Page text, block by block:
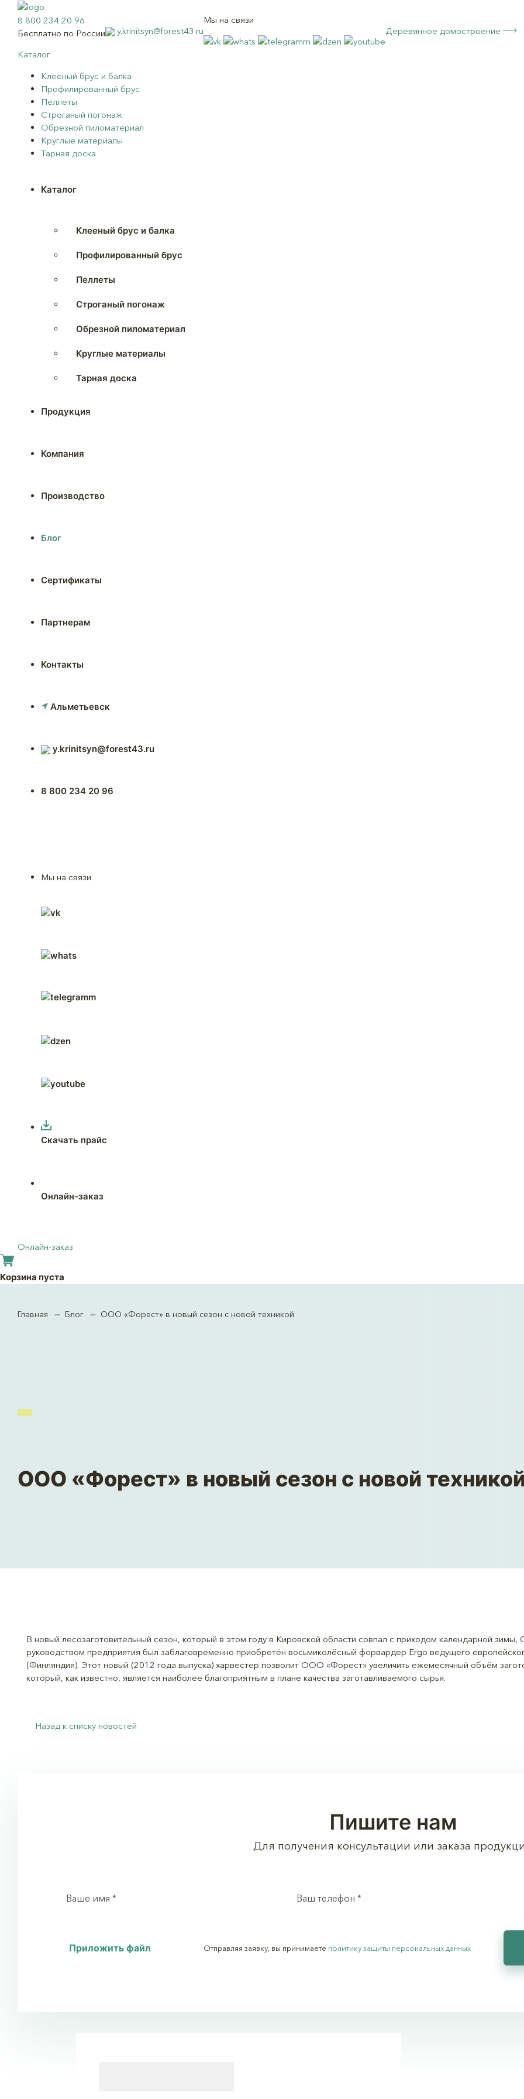
8 800 234 20 96
Бесплатно по России
y.krinitsyn@forest43.ru
Мы на связи
Деревянное домостроение
Каталог
Клееный брус и балка
Профилированный брус
Пеллеты
Строганый погонаж
Обрезной пиломатериал
Круглые материалы
Тарная доска
Каталог
Клееный брус и балка
Профилированный брус
Пеллеты
Строганый погонаж
Обрезной пиломатериал
Круглые материалы
Тарная доска
Продукция
Компания
Производство
Блог
Сертификаты
Партнерам
Контакты
Альметьевск
y.krinitsyn@forest43.ru
8 800 234 20 96
Мы на связи
Скачать прайс
Онлайн-заказ
Онлайн-заказ
Корзина пуста
Главная Блог ООО «Форест» в новый сезон с новой техникой
ООО «Форест» в новый сезон с новой
В новый лесозаготовительный сезон, который в этом году в Кировской области совпал с приходом календарной
руководством предприятия был заблаговременно приобретён восьмиколёсный форвардер Ergo ведущего
(Финляндия). Этот новый (2012 года выпуска) харвестер позволит ООО «Форест» увеличить ежемесячный объём
который, как известно, является наиболее благоприятным в плане качества заготавливаемого сырья.
Назад к списку новостей
Пишите нам
Для получения консультации или заказа
Приложить файл Отправляя заявку, вы принимаете политику защиты персональных данных